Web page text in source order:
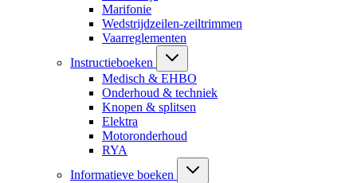
Marifonie
Wedstrijdzeilen-zeiltrimmen
Vaarreglementen
Instructieboeken
Medisch & EHBO
Onderhoud & techniek
Knopen & splitsen
Elektra
Motoronderhoud
RYA
Informatieve boeken